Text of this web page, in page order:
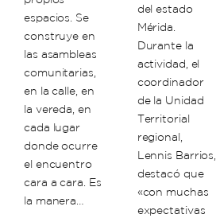
espacios. Se
construye en
las asambleas
comunitarias,
en la calle, en
la vereda, en
cada lugar
donde ocurre
el encuentro
cara a cara. Es
la manera…
del estado
Mérida.
Durante la
actividad, el
coordinador
de la Unidad
Territorial
regional,
Lennis Barrios,
destacó que
«con muchas
expectativas